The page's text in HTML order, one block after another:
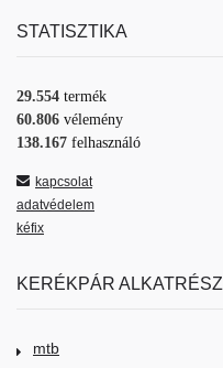
STATISZTIKA
29.554 termék
60.806 vélemény
138.167 felhasználó
kapcsolat
adatvédelem
kéfix
KERÉKPÁR ALKATRÉSZ
mtb